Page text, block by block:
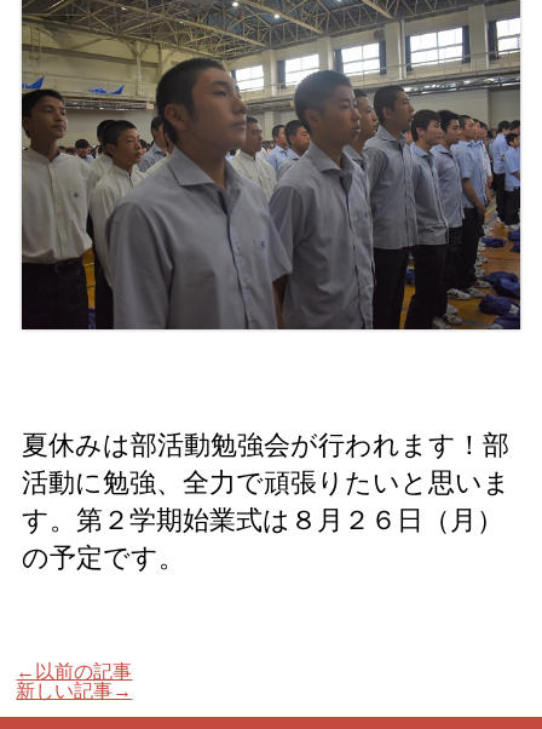
夏休みは部活動勉強会が行われます！部
活動に勉強、全力で頑張りたいと思いま
す。第２学期始業式は８月２６日（月）
の予定です。
←以前の記事
新しい記事→